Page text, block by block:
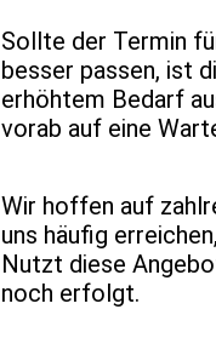
Sollte der Termin
besser passen, ist
erhöhtem Bedarf
vorab auf eine
Wir hoffen auf
uns häufig
Nutzt diese
noch erfolgt.